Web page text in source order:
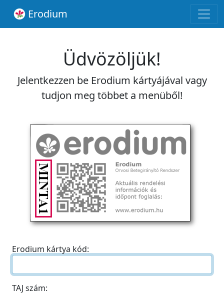
Erodium
Üdvözöljük!
Jelentkezzen be Erodium kártyájával vagy
tudjon meg többet a menüből!
Erodium kártya kód:
TAJ szám: